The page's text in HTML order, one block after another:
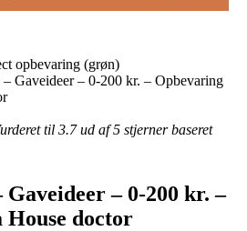
opbevaring (grøn)
Gaveideer – 0-200 kr. – Opbevaring
til 3.7 ud af 5 stjerner baseret
Gaveideer – 0-200 kr. –
doctor